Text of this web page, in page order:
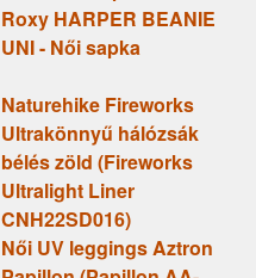
Roxy HARPER BEANIE
UNI - Női sapka
Naturehike Fireworks
Ultrakönnyű hálózsák
bélés zöld (Fireworks
Ultralight Liner
CNH22SD016)
Női UV leggings Aztron